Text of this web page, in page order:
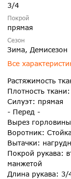
3/4
Покрой
прямая
Сезон
Зима, Демисезон
Все
Растяжимость
Плотность
Силуэт: прямая
- Перед -
Вырез
Воротник:
Вытачки:
Покрой рукава:
манжетой
Длина рукава: 3/